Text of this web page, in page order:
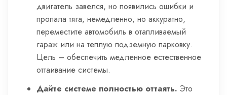
двигатель завелся, но появились ошибки и
пропала тяга, немедленно, но аккуратно,
переместите автомобиль в отапливаемый
гараж или на теплую подземную парковку.
Цель – обеспечить медленное естественное
оттаивание системы.
Дайте системе полностью оттаять. Это